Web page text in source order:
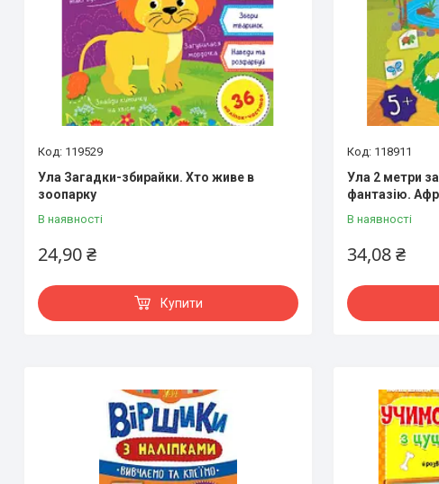
119529
Ула Загадки-збирайки. Хто живе в
зоопарку
В наявності
24,90 ₴
Купити
118911
Ула 2 метри
фантазію.
В наявності
34,08 ₴